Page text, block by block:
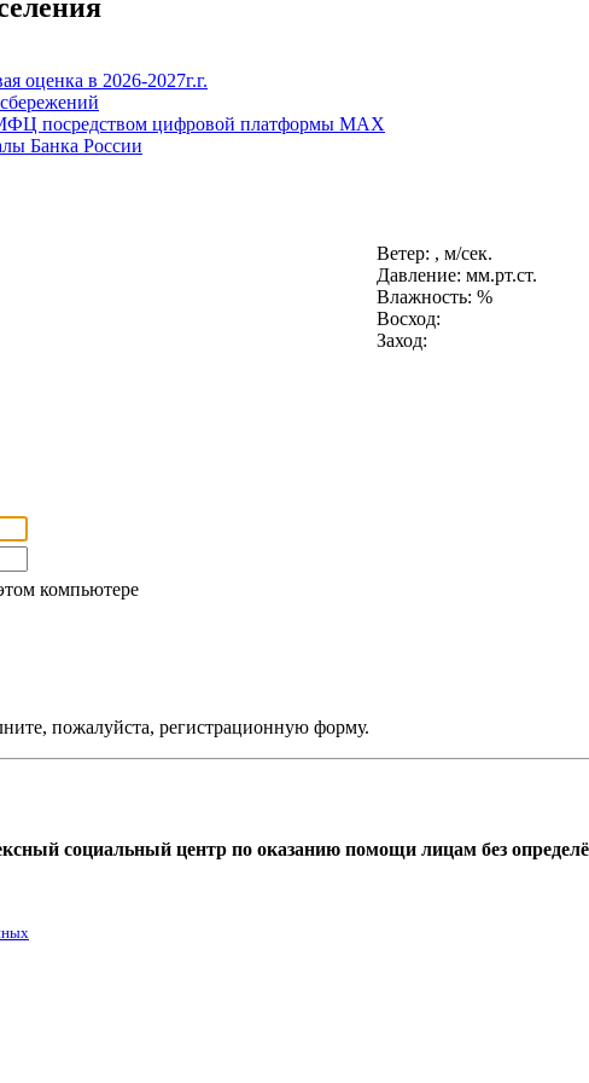
оценка в 2026-2027г.г.
посредством цифровой платформы MAX
Банка России
Ветер: , м/сек.
Давление: мм.рт.ст.
Влажность: %
Восход:
Заход:
компьютере
пожалуйста, регистрационную форму.
социальный центр по оказанию помощи лицам без